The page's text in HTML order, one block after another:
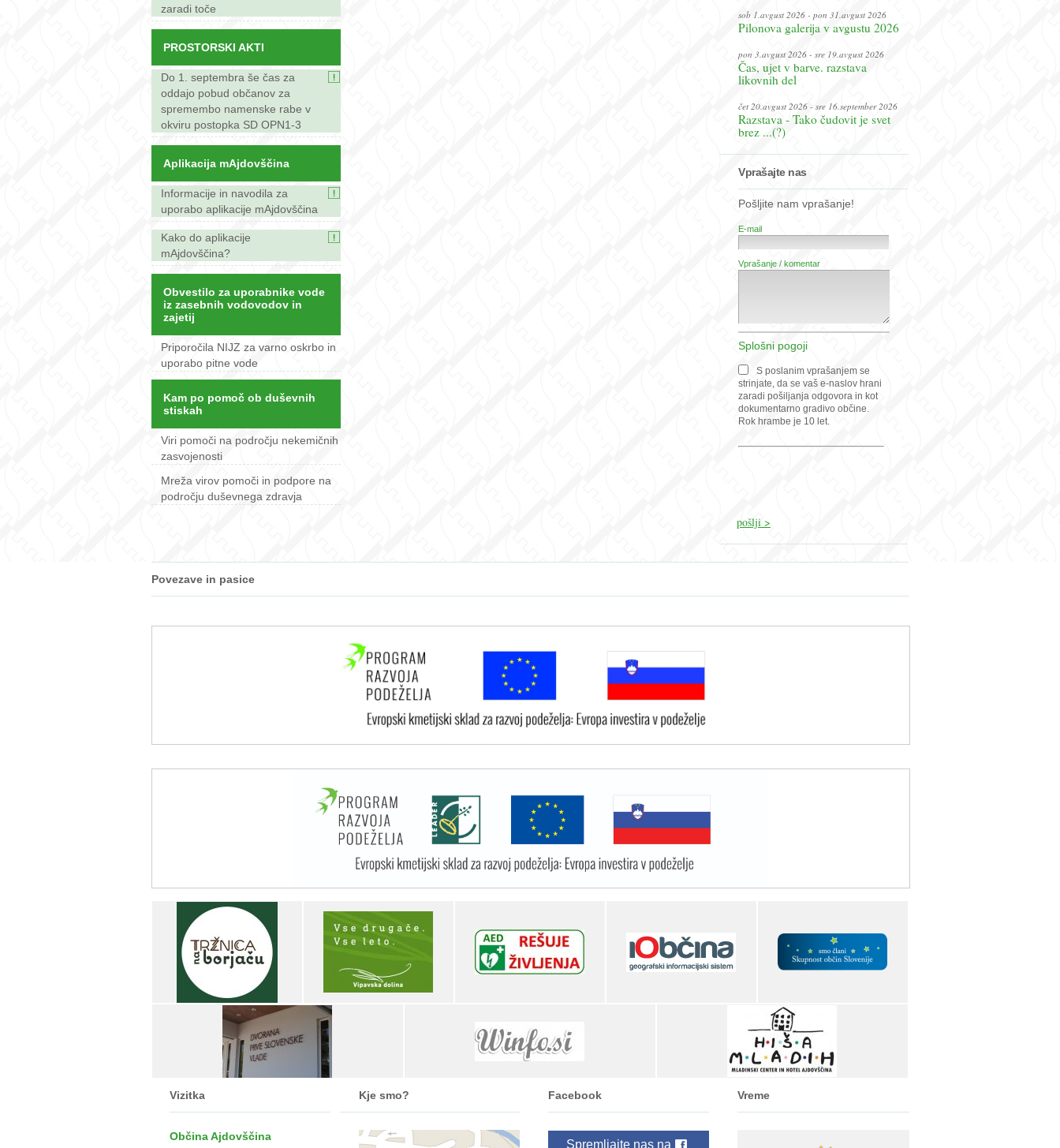
zaradi toče
PROSTORSKI AKTI
Do 1. septembra še čas za
oddajo pobud občanov za
spremembo namenske rabe v
okviru postopka SD OPN1-3
Aplikacija mAjdovščina
Informacije in navodila za
uporabo aplikacije mAjdovščina
Kako do aplikacije
mAjdovščina?
Obvestilo za uporabnike vode
iz zasebnih vodovodov in
zajetij
Priporočila NIJZ za varno oskrbo in
uporabo pitne vode
Kam po pomoč ob duševnih
stiskah
Viri pomoči na področju nekemičnih
zasvojenosti
Mreža virov pomoči in podpore na
področju duševnega zdravja
sob 1.avgust 2026 - pon 31.avgust 2026
Pilonova galerija v avgustu 2026
pon 3.avgust 2026 - sre 19.avgust 2026
Čas, ujet v barve. razstava
likovnih del
čet 20.avgust 2026 - sre 16.september 2026
Razstava - Tako čudovit je svet
brez ...(?)
Vprašajte nas
Pošljite nam vprašanje!
E-mail
Vprašanje / komentar
Splošni pogoji
S poslanim vprašanjem se
strinjate, da se vaš e-naslov hrani
zaradi pošiljanja odgovora in kot
dokumentarno gradivo občine.
Rok hrambe je 10 let.
Povezave in pasice
Vizitka
Občina Ajdovščina
Kje smo? Facebook
Spremljajte nas na
Vreme